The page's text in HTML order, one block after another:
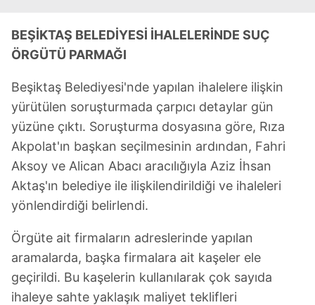
BEŞİKTAŞ BELEDİYESİ İHALELERİNDE SUÇ
ÖRGÜTÜ PARMAĞI
Beşiktaş Belediyesi'nde yapılan ihalelere ilişkin
yürütülen soruşturmada çarpıcı detaylar gün
yüzüne çıktı. Soruşturma dosyasına göre, Rıza
Akpolat'ın başkan seçilmesinin ardından, Fahri
Aksoy ve Alican Abacı aracılığıyla Aziz İhsan
Aktaş'ın belediye ile ilişkilendirildiği ve ihaleleri
yönlendirdiği belirlendi.
Örgüte ait firmaların adreslerinde yapılan
aramalarda, başka firmalara ait kaşeler ele
geçirildi. Bu kaşelerin kullanılarak çok sayıda
ihaleye sahte yaklaşık maliyet teklifleri